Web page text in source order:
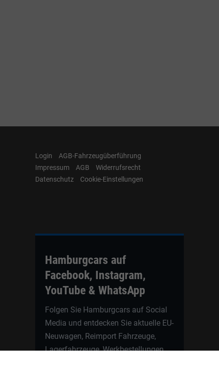
Login
AGB-Fahrzeugüberführung
Impressum
AGB
Widerrufsrecht
Datenschutz
Cookie-Einstellungen
Hamburgcars auf
Facebook, Instagram,
YouTube & WhatsApp
Folgen Sie Hamburgcars auf Social
Media und entdecken Sie aktuelle EU-
Neuwagen, Reimport Fahrzeuge,
Lagerfahrzeuge, Werkbestellungen,